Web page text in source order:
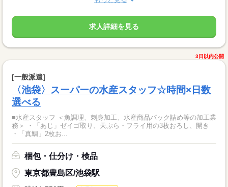
求人詳細を見る
3日以内公開
[一般派遣]
〈池袋〉スーパーの水産スタッフ☆時間×日数
選べる
■水産スタッフ ＜魚調理、刺身加工、水産商品パック詰め等の加工業
務＞ ・「あじ」ゼイゴ取り、天ぷら・フライ用の3枚おろし、開き
・「真鯛」2枚お...
梱包・仕分け・検品
東京都豊島区/池袋駅